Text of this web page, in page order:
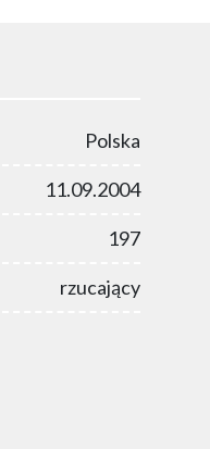
Polska
11.09.2004
197
rzucający